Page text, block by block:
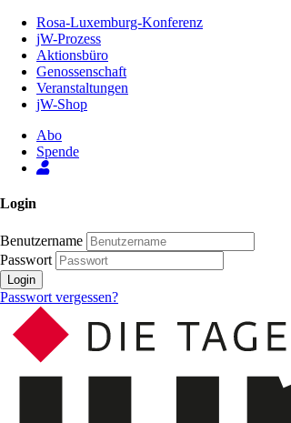
Inhalt
Seite
Rosa-Luxemburg-Konferenz
jW-Prozess
Aktionsbüro
Genossenschaft
Veranstaltungen
jW-Shop
Abo
Spende
Login
Benutzername
Passwort
Login
Passwort vergessen?